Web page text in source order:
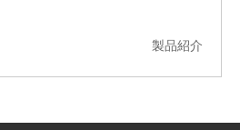
製品紹介